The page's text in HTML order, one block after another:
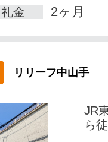
礼金 2ヶ月
リリーフ中山手
JR
ら